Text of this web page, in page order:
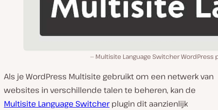
Multisite Language Switcher WordPress
Als je WordPress Multisite gebruikt om een netwerk van
websites in verschillende talen te beheren, kan de
Multisite Language Switcherplugin dit aanzienlijk